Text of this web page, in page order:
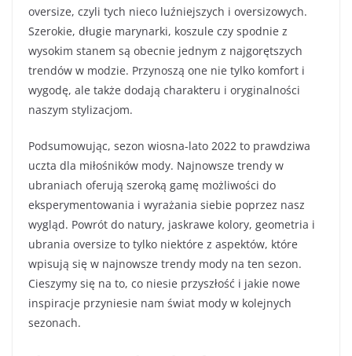
oversize, czyli tych nieco luźniejszych i oversizowych.
Szerokie, długie marynarki, koszule czy spodnie z
wysokim stanem są obecnie jednym z najgorętszych
trendów w modzie. Przynoszą one nie tylko komfort i
wygodę, ale także dodają charakteru i oryginalności
naszym stylizacjom.
Podsumowując, sezon wiosna-lato 2022 to prawdziwa
uczta dla miłośników mody. Najnowsze trendy w
ubraniach oferują szeroką gamę możliwości do
eksperymentowania i wyrażania siebie poprzez nasz
wygląd. Powrót do natury, jaskrawe kolory, geometria i
ubrania oversize to tylko niektóre z aspektów, które
wpisują się w najnowsze trendy mody na ten sezon.
Cieszymy się na to, co niesie przyszłość i jakie nowe
inspiracje przyniesie nam świat mody w kolejnych
sezonach.